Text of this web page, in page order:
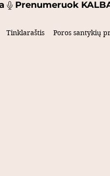
Tinklaraštis Poros santykių